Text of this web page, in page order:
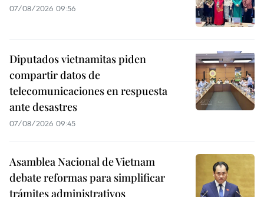
07/08/2026 09:56
Diputados vietnamitas piden
compartir datos de
telecomunicaciones en respuesta
ante desastres
07/08/2026 09:45
Asamblea Nacional de Vietnam
debate reformas para simplificar
trámites administrativos